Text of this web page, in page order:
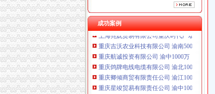
成功案例
重庆市冰岛科技发展有限公司 渝沙50万 （进
重庆凯誉网络通信技术工程有限公司 渝中
上海兆妩贸易有限公司重庆时代广场分公司
重庆吉沃农业科技有限公司 渝南500万 （工
重庆航诚投资有限公司 渝中1000万 （工商注
重庆鸽牌电线电缆有限公司 渝北10010万 (进
重庆卿倾商贸有限责任公司 渝江100万 （工
重庆星竣贸易有限责任公司 渝中100万 （进
重庆欧氏科技发展有限公司 渝九50万 （进出